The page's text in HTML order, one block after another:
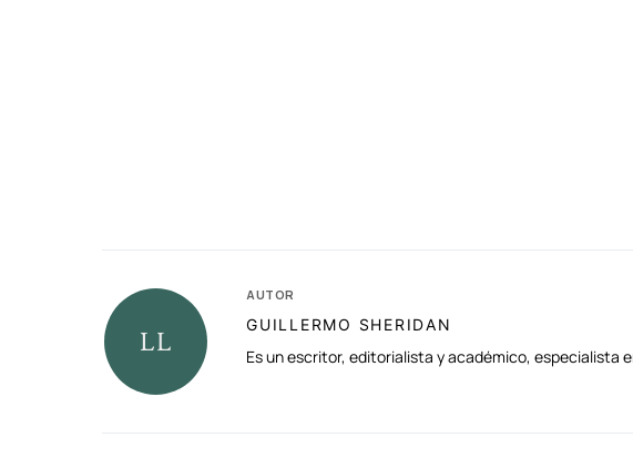
AUTOR
GUILLERMO SHERIDAN
Es un escritor, editorialista y académico, especialista